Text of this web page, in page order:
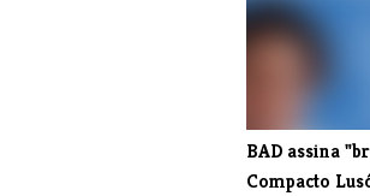
BAD assina
Compacto